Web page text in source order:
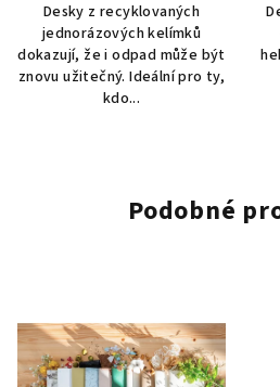
Desky z recyklovaných
jednorázových kelímků
dokazují, že i odpad může být
znovu užitečný. Ideální pro ty,
kdo...
Podobné